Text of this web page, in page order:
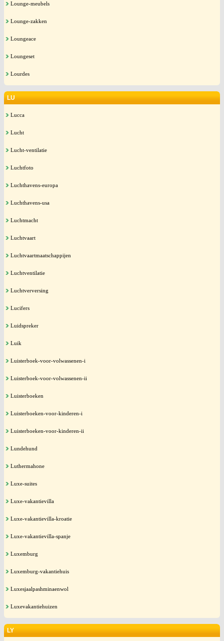
Lounge-meubels
Lounge-zakken
Loungeace
Loungeset
Lourdes
LU
Lucca
Lucht
Lucht-ventilatie
Luchtfoto
Luchthavens-europa
Luchthavens-usa
Luchtmacht
Luchtvaart
Luchtvaartmaatschappijen
Luchtventilatie
Luchtverversing
Lucifers
Luidspreker
Luik
Luisterboek-voor-volwassenen-i
Luisterboek-voor-volwassenen-ii
Luisterboeken
Luisterboeken-voor-kinderen-i
Luisterboeken-voor-kinderen-ii
Lundehund
Luthermahone
Luxe-suites
Luxe-vakantievilla
Luxe-vakantievilla-kroatie
Luxe-vakantievilla-spanje
Luxemburg
Luxemburg-vakantiehuis
Luxesjaalpashminaenwol
Luxevakantiehuizen
LY